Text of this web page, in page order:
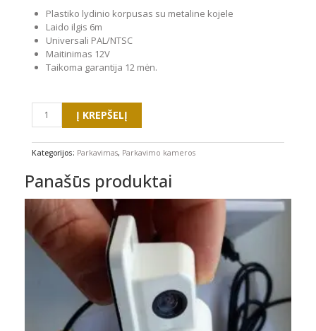
Plastiko lydinio korpusas su metaline kojele
Laido ilgis 6m
Universali PAL/NTSC
Maitinimas 12V
Taikoma garantija 12 mėn.
kiekis:
vaizdo
su
LED
apšvietimu
Į KREPŠELĮ
Kategorijos: Parkavimas, Parkavimo kameros
Panašūs produktai